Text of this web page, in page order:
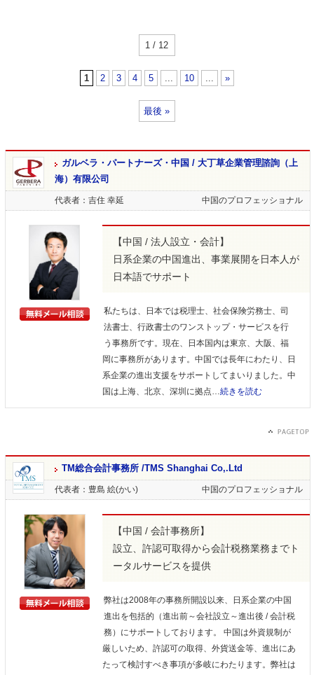
1 / 12
1 2 3 4 5 10 »
最後 »
ガルベラ・パートナーズ・中国 / 大丁草企業管理諮詢（上
海）有限公司
中国のプロフェッショナル
代表者：吉住 幸延
【中国 / 法人設立・会計】
日系企業の中国進出、事業展開を日本人が
日本語でサポート
私たちは、日本では税理士、社会保険労務士、司
法書士、行政書士のワンストップ・サービスを行
う事務所です。現在、日本国内は東京、大阪、福
岡に事務所があります。中国では長年にわたり、日
系企業の進出支援をサポートしてまいりました。中
国は上海、北京、深圳に拠点… 続きを読む
TM総合会計事務所 /TMS Shanghai Co,.Ltd
中国のプロフェッショナル
代表者：豊島 絵(かい)
【中国 / 会計事務所】
設立、許認可取得から会計税務業務までト
ータルサービスを提供
弊社は2008年の事務所開設以来、日系企業の中国
進出を包括的（進出前～会社設立～進出後 / 会計税
務）にサポートしております。 中国は外資規制が
厳しいため、許認可の取得、外貨送金等、進出にあ
たって検討すべき事項が多岐にわたります。弊社は